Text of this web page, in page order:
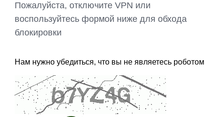
Пожалуйста, отключите VPN или
воспользуйтесь формой ниже для обхода
блокировки
Нам нужно убедиться, что вы не являетесь роботом